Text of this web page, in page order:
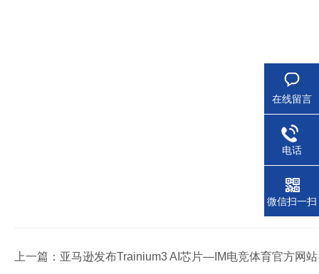
上一篇： 亚马逊发布Trainium3 AI芯片—IM电竞体育官方网站
在线留言
电话
微信扫一扫